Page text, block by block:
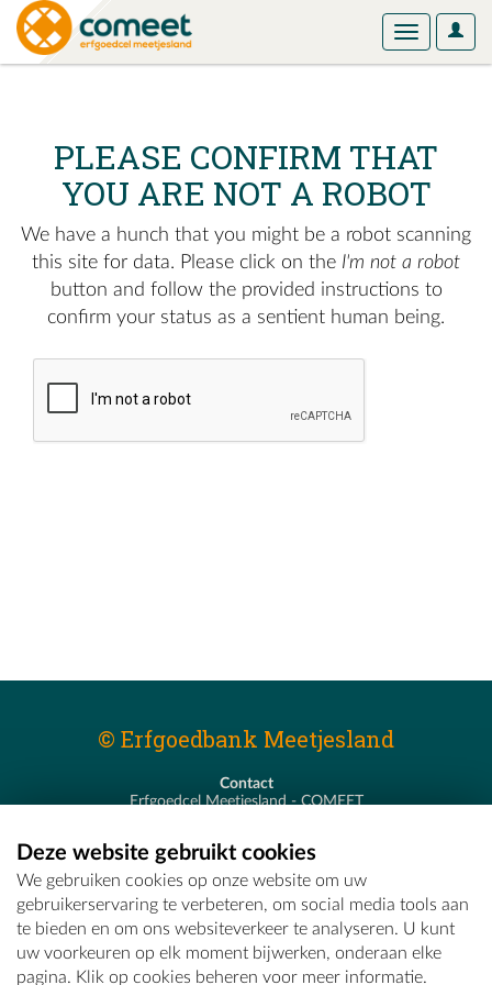
User
Toggle
PLEASE CONFIRM THAT
YOU ARE NOT A ROBOT
We have a hunch that you might be a robot scanning
this site for data. Please click on the I'm not a robot
button and follow the provided instructions to
confirm your status as a sentient human being.
© Erfgoedbank Meetjesland
Contact
Erfgoedcel Meetjesland - COMEET
T - 09 373 75 96
E -erfgoedcel@comeet.be
Deze website gebruikt cookies
We gebruiken cookies op onze website om uw
gebruikerservaring te verbeteren, om social media tools aan
te bieden en om ons websiteverkeer te analyseren. U kunt
uw voorkeuren op elk moment bijwerken, onderaan elke
pagina. Klik op cookies beheren voor meer informatie.